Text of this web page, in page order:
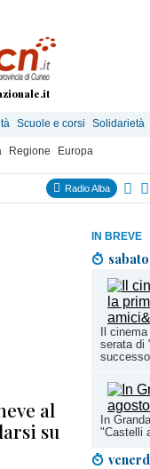
Scuole e corsi Solidarietà
Regione Europa
Radio Alba
IN BREVE
Il
serata di
successo
In
"Castelli
al
su